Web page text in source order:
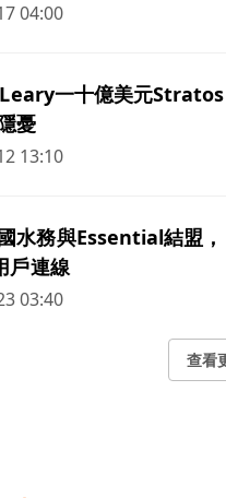
04:00
一十億美元Stratos
憂
13:10
水務與Essential結盟，
戶連線
03:40
查看